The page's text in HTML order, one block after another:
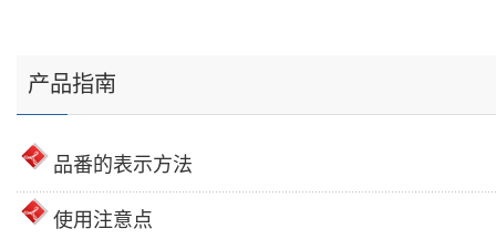
产品指南
品番的表示方法
使用注意点